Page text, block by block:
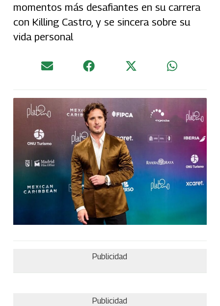
momentos más desafiantes en su carrera
con Killing Castro, y se sincera sobre su
vida personal
Publicidad
Publicidad